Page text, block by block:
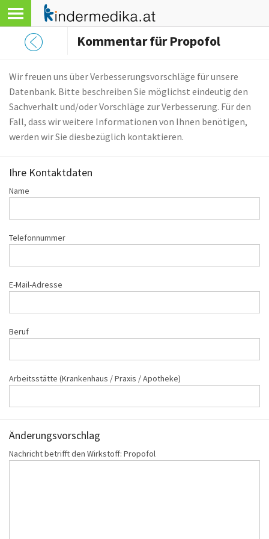
Kommentar für Propofol
Wir freuen uns über Verbesserungsvorschläge für unsere
Datenbank. Bitte beschreiben Sie möglichst eindeutig den
Sachverhalt und/oder Vorschläge zur Verbesserung. Für den
Fall, dass wir weitere Informationen von Ihnen benötigen,
werden wir Sie diesbezüglich kontaktieren.
Ihre Kontaktdaten
Name
Telefonnummer
E-Mail-Adresse
Beruf
Arbeitsstätte (Krankenhaus / Praxis / Apotheke)
Änderungs‌vorschlag
Nachricht betrifft den Wirkstoff: Propofol